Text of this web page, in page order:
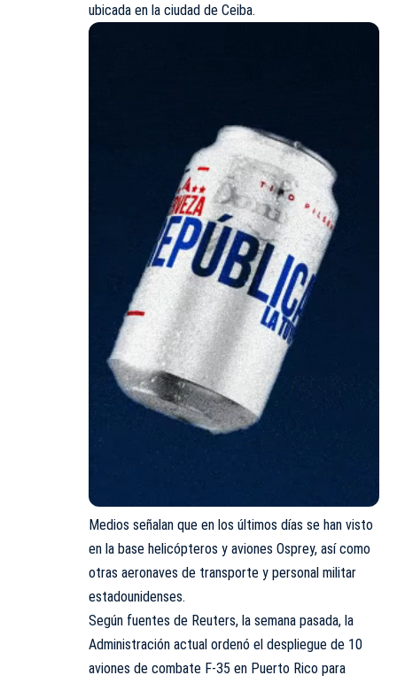
ubicada en la ciudad de Ceiba.
Medios señalan que en los últimos días se han visto
en la base helicópteros y aviones Osprey, así como
otras aeronaves de transporte y personal militar
estadounidenses.
Según fuentes de Reuters, la semana pasada, la
Administración actual ordenó el despliegue de 10
aviones de combate F-35 en Puerto Rico para